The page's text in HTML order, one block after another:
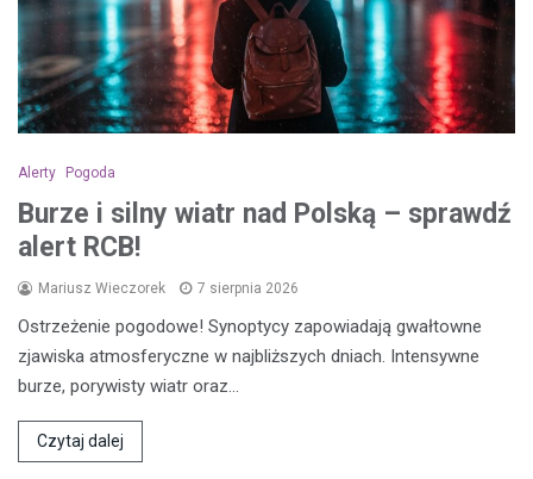
Alerty Pogoda
Burze i silny wiatr nad Polską – sprawdź
alert RCB!
Mariusz Wieczorek 7 sierpnia 2026
Ostrzeżenie pogodowe! Synoptycy zapowiadają gwałtowne
zjawiska atmosferyczne w najbliższych dniach. Intensywne
burze, porywisty wiatr oraz…
Czytaj dalej